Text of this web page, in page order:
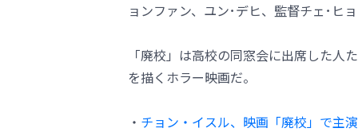
ョンファン、ユン･デヒ、監督チェ･ヒ
「廃校」は高校の同窓会に出席した
を描くホラー映画だ。
・ チョン・イスル、映画「廃校」で主